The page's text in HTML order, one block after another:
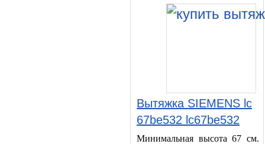
Вытяжка SIEMENS lc
67be532 lc67be532
Минимальная высота 67 см.